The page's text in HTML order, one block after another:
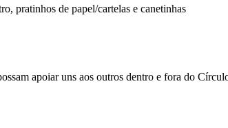
pratinhos de papel/cartelas e canetinhas
apoiar uns aos outros dentro e fora do